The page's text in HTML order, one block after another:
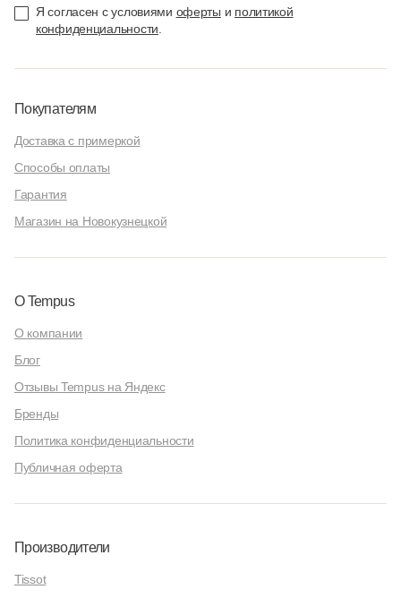
Я согласен с условиями оферты и политикой
конфиденциальности
Покупателям
Доставка с примеркой
Способы оплаты
Гарантия
Магазин на Новокузнецкой
О Tempus
О компании
Блог
Отзывы Tempus на Яндекс
Бренды
Политика конфиденциальности
Публичная оферта
Производители
Tissot